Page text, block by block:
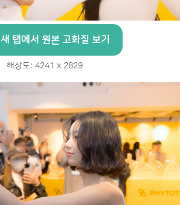
새 탭에서 원본 고화질 보기
해상도: 4241 x 2829